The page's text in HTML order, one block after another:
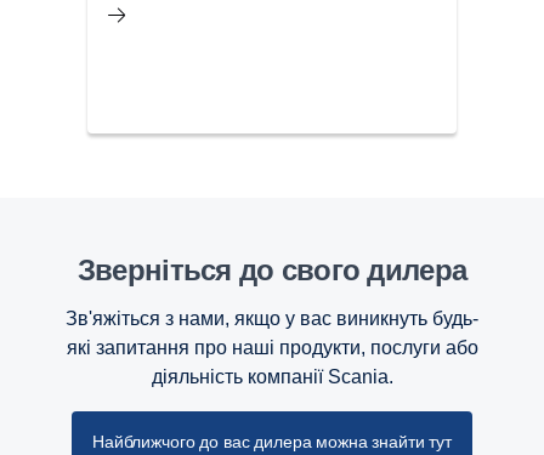
Зверніться до свого дилера
Зв'яжіться з нами, якщо у вас виникнуть будь-
які запитання про наші продукти, послуги або
діяльність компанії Scania.
Найближчого до вас дилера можна знайти тут